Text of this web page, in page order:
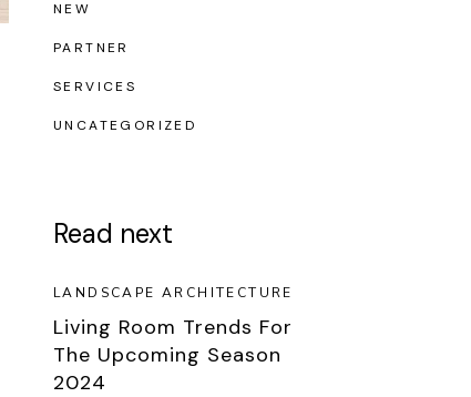
NEW
PARTNER
SERVICES
UNCATEGORIZED
Read next
LANDSCAPE ARCHITECTURE
Living Room Trends For
The Upcoming Season
2024